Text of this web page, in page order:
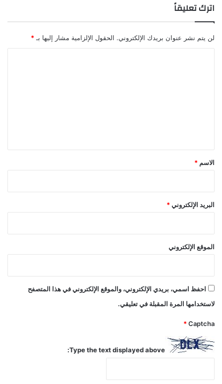
اترك تعليقاً
لن يتم نشر عنوان بريدك الإلكتروني. الحقول الإلزامية مشار إليها بـ *
*
الاسم *
البريد الإلكتروني *
الموقع الإلكتروني
احفظ اسمي، بريدي الإلكتروني، والموقع الإلكتروني في هذا المتصفح
لاستخدامها المرة المقبلة في تعليقي.
Captcha
*
Type the text displayed above: